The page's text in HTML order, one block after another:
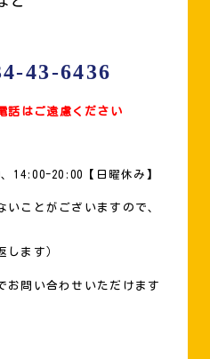
43-6436
話はご遠慮ください
14:00-20:00【日曜休み】
いことがございますので、
します）
お問い合わせいただけます